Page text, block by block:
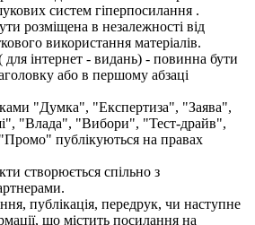
систем гіперпосилання .
розміщена в незалежності від
використання матеріалів.
для інтернет - видань) - повинна бути
або в першому абзаці
"Думка", "Експертиза", "Заява",
"Влада", "Вибори", "Тест-драйв",
публікуються на правах
створюється спільно з
публікація, передрук, чи наступне
що містить посилання на